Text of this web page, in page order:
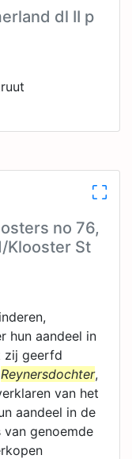
dl II p
no 76,
Klooster St
hun aandeel in
zij geerfd
Reynersdochter,
van het
aandeel in de
van genoemde